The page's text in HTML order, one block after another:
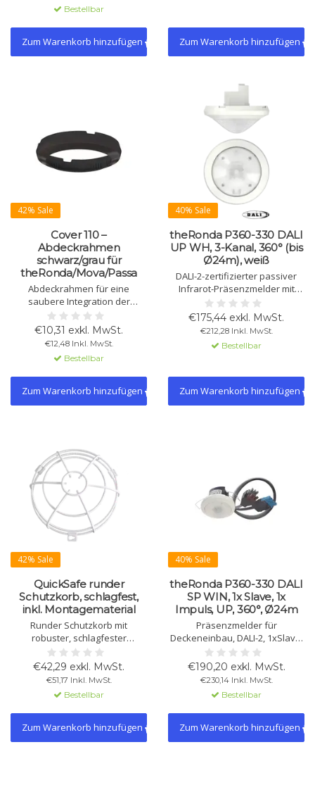
Bestellbar
Zum Warenkorb hinzufügen Zum Warenkorb hinzufügen
42% Sale
Cover 110 –
Abdeckrahmen
schwarz/grau für
theRonda/Mova/Passa
Abdeckrahmen für eine
saubere Integration der
theRonda UP, theMova P und
thePassa P. In Schwarz und
Grau erhältlich. Perfekt für
deckenbündige Montage.
€10,31 exkl. MwSt.
€12,48 Inkl. MwSt.
Bestellbar
Zum Warenkorb hinzufügen
40% Sale
theRonda P360-330 DALI
UP WH, 3-Kanal, 360° (bis
Ø24m), weiß
DALI-2-zertifizierter passiver
Infrarot-Präsenzmelder mit
Applikationscontroller, 3
Kanäle, 360° Erfassung bis Ø24
m, dimmbar, einstellbare
Empfindlichkeit und Helligkeit,
IP54, erweiterbar.
€175,44 exkl. MwSt.
€212,28 Inkl. MwSt.
Bestellbar
Zum Warenkorb hinzufügen
42% Sale
QuickSafe runder
Schutzkorb, schlagfest,
inkl. Montagematerial
Runder Schutzkorb mit
robuster, schlagfester
Ausführung. Effektiver Schutz
vor mechanischen Schäden. Mit
Montagematerial. Höhe bis 115
€42,29 exkl. MwSt.
€51,17 Inkl. MwSt.
Bestellbar
Zum Warenkorb hinzufügen
40% Sale
theRonda P360-330 DALI
SP WIN, 1x Slave, 1x
Impuls, UP, 360°, Ø24m
Präsenzmelder für
Deckeneinbau, DALI-2, 1xSlave,
1xImpuls, WINSTA Stecker, 360°,
Ø24m. Einstellbare
Lichtsteuerung,
energiesparend, einfache
Montage.
€190,20 exkl. MwSt.
€230,14 Inkl. MwSt.
Bestellbar
Zum Warenkorb hinzufügen